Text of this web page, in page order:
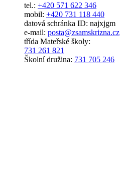
tel.: +420 571 622 346
mobil: +420 731 118 440
datová schránka ID: najxjgm
e-mail: posta@zsamskrizna.cz
třída Mateřské školy:
731 261 821
Školní družina: 731 705 246